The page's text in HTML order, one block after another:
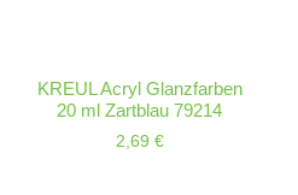
KREUL Acryl Glanzfarben
20 ml Zartblau 79214
2,69 €